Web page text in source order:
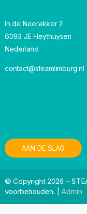
In de Neerakker 2
6093 JE Heythuysen
Nederland
contact@steamlimburg.nl
AAN DE SLAG
© Copyright 2026 –
voorbehouden. | Admin